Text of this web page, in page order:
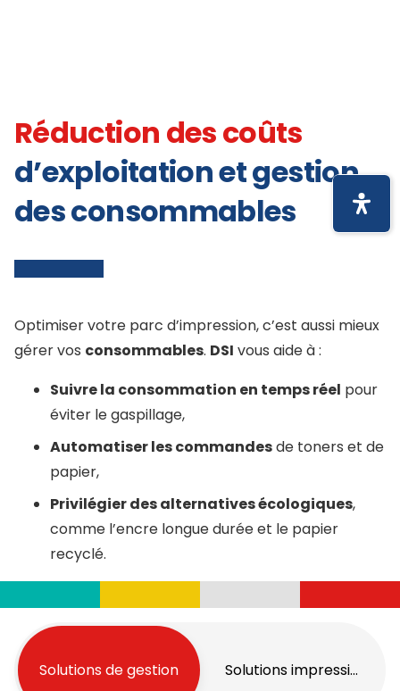
Réduction des coûts
d’exploitation et gestion
des consommables
Optimiser votre parc d’impression, c’est aussi mieux
gérer vos consommables. DSI vous aide à :
Suivre la consommation en temps réel pour
éviter le gaspillage,
Automatiser les commandesde toners et de
papier,
Privilégier des alternatives écologiques,
comme l’encre longue durée et le papier
recyclé.
Solutions de gestion Solutions impression